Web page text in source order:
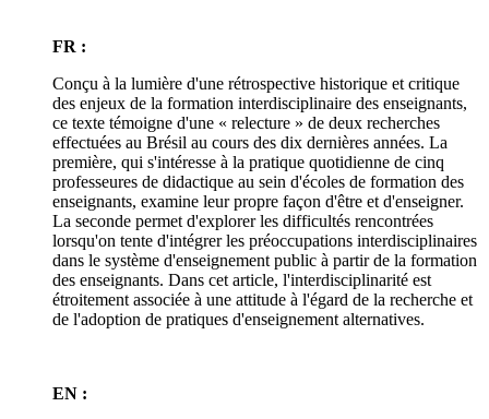
FR :
Conçu à la lumière d'une rétrospective historique et critique
des enjeux de la formation interdisciplinaire des enseignants,
ce texte témoigne d'une « relecture » de deux recherches
effectuées au Brésil au cours des dix dernières années. La
première, qui s'intéresse à la pratique quotidienne de cinq
professeures de didactique au sein d'écoles de formation des
enseignants, examine leur propre façon d'être et d'enseigner.
La seconde permet d'explorer les difficultés rencontrées
lorsqu'on tente d'intégrer les préoccupations interdisciplinaires
dans le système d'enseignement public à partir de la formation
des enseignants. Dans cet article, l'interdisciplinarité est
étroitement associée à une attitude à l'égard de la recherche et
de l'adoption de pratiques d'enseignement alternatives.
EN :